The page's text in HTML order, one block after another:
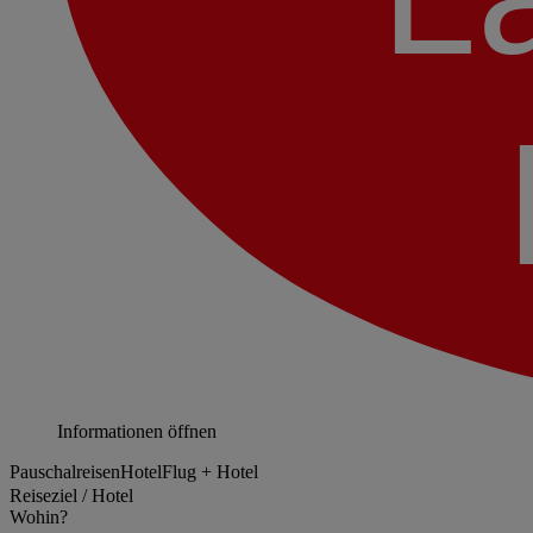
Informationen öffnen
PauschalreisenHotelFlug + Hotel
Reiseziel / Hotel
Wohin?